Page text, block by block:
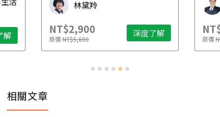
解
林黛羚
NT$2,900
原價NT$5,600 深度了解 原價
相關文章